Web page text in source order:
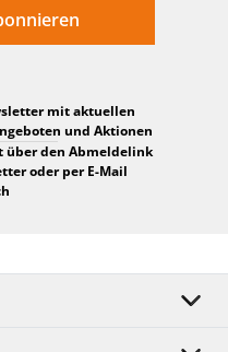
mit aktuellen
und Aktionen
über den Abmeldelink
oder per E-Mail